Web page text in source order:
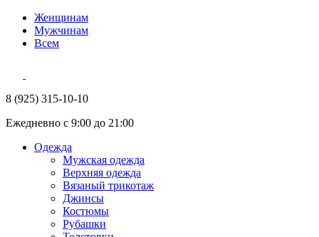
Женщинам
Мужчинам
Всем
8 (925) 315-10-10
Ежедневно с 9:00 до 21:00
Одежда
Мужская одежда
Верхняя одежда
Вязаный трикотаж
Джинсы
Костюмы
Рубашки